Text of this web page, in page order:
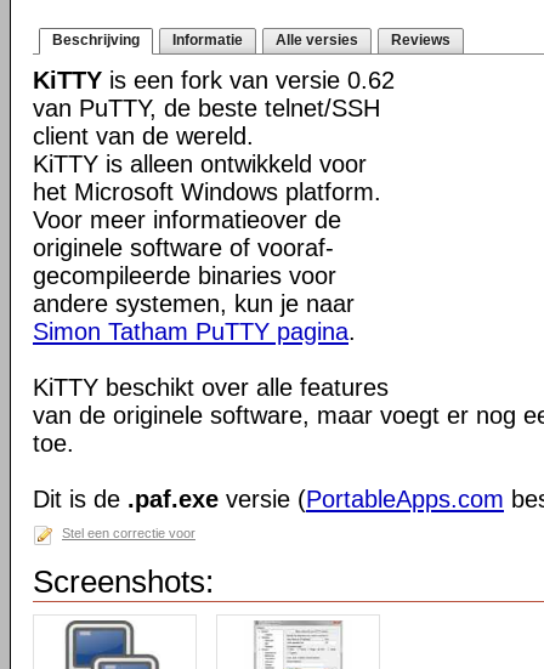
Beschrijving Informatie Alle versies Reviews
KiTTY is een fork van versie 0.62
van PuTTY, de beste telnet/SSH
client van de wereld.
KiTTY is alleen ontwikkeld voor
het Microsoft Windows platform.
Voor meer informatieover de
originele software of vooraf-
gecompileerde binaries voor
andere systemen, kun je naar
Simon Tatham PuTTY pagina.
KiTTY beschikt over alle features
van de originele software, maar voegt er nog
toe.
Dit is de .paf.exe versie (PortableApps.com
Stel een correctie voor
Screenshots: